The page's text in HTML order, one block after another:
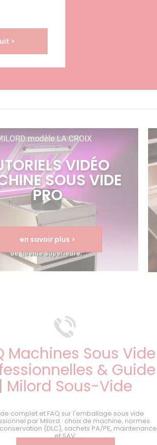
>
VIDÉO
SOUS VIDE
PRO
en savoir plus >
Machines Sous Vide
& Guide
| Milord Sous-Vide
complet et FAQ sur l'emballage sous vide
par Milord : choix de machine, normes
conservation (DLC), sachets PA/PE, maintenance
et SAV.